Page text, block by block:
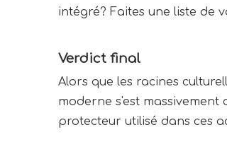
intégré? Faites une liste de
Verdict final
Alors que les racines
moderne s'est massivement
protecteur utilisé dans ces